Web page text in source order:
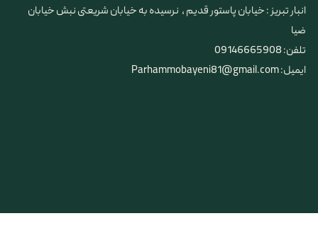
​​​​​​​انبار تبریز : خیابان پاستور قدیم ، نرسیده به خیابان شریعتی نبش خیابان
ضیا
تلفن: 09146665908
ایمیل: Parhammobayeni81@gmail.com